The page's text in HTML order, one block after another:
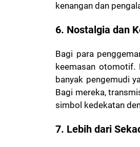
kenangan dan
6. Nostalgia dan
Bagi para
keemasan
banyak pengemudi
Bagi mereka,
simbol kedekatan
7. Lebih dari